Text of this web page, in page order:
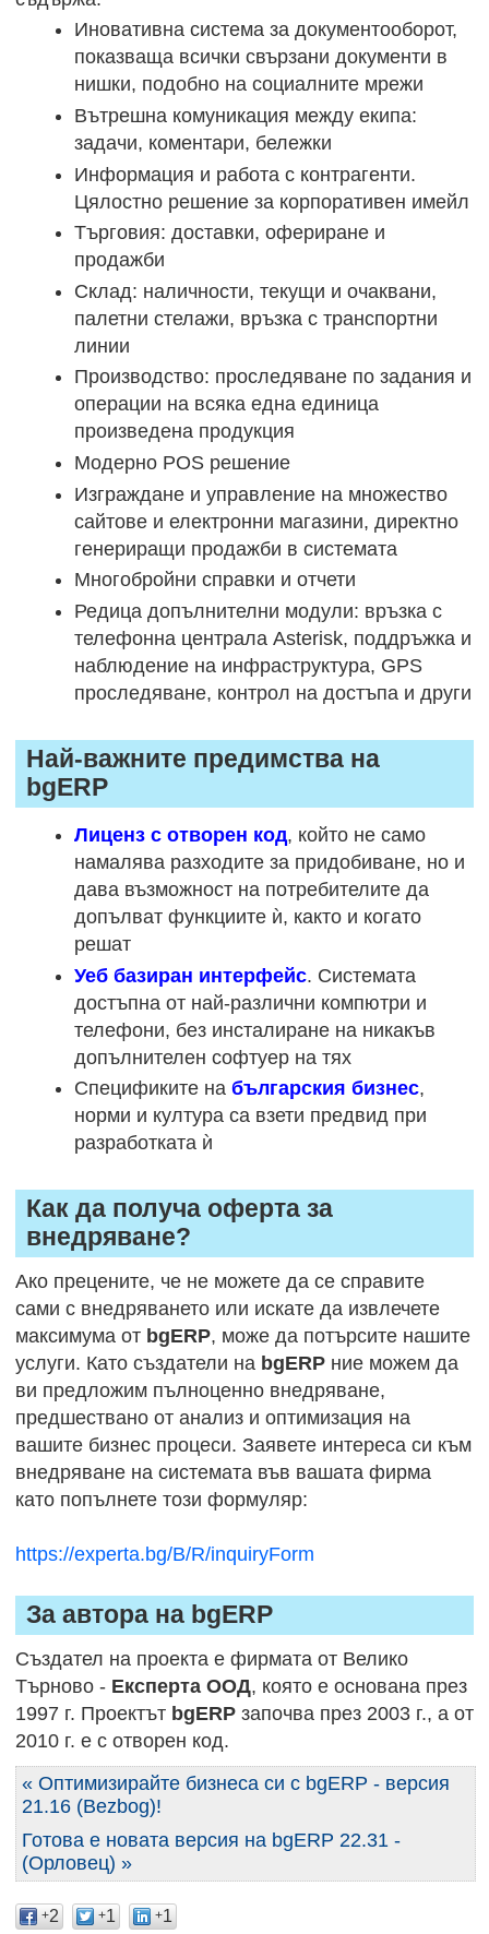
Иновативна система за документооборот,
показваща всички свързани документи в
нишки, подобно на социалните мрежи
Вътрешна комуникация между екипа:
задачи, коментари, бележки
Информация и работа с контрагенти.
Цялостно решение за корпоративен имейл
Търговия: доставки, офериране и
продажби
Склад: наличности, текущи и очаквани,
палетни стелажи, връзка с транспортни
линии
Производство: проследяване по задания и
операции на всяка една единица
произведена продукция
Модерно POS решение
Изграждане и управление на множество
сайтове и електронни магазини, директно
генериращи продажби в системата
Многобройни справки и отчети
Редица допълнителни модули: връзка с
телефонна централа Asterisk, поддръжка и
наблюдение на инфраструктура, GPS
проследяване, контрол на достъпа и други
Най-важните предимства на
bgERP
Лиценз с отворен код, който не само
намалява разходите за придобиване, но и
дава възможност на потребителите да
допълват функциите ѝ, както и когато
решат
Уеб базиран интерфейс. Системата
достъпна от най-различни компютри и
телефони, без инсталиране на никакъв
допълнителен софтуер на тях
Спецификите на българския бизнес,
норми и култура са взети предвид при
разработката ѝ
Как да получа оферта за
внедряване?
Ако прецените, че не можете да се справите
сами с внедряването или искате да извлечете
максимума от bgERP, може да потърсите нашите
услуги. Като създатели на bgERPние можем да
ви предложим пълноценно внедряване,
предшествано от анализ и оптимизация на
вашите бизнес процеси. Заявете интереса си към
внедряване на системата във вашата фирма
като попълнете този формуляр:
https://experta.bg/B/R/inquiryForm
За автора на bgERP
Създател на проекта е фирмата от Велико
Търново - Експерта ООД, която е основана през
1997 г. Проектът bgERPзапочва през 2003 г., а от
2010 г. е с отворен код.
« Оптимизирайте бизнеса си с bgERP - версия
21.16 (Bezbog)!
Готова е новата версия на bgERP 22.31 -
(Орловец) »
+2 +1 +1